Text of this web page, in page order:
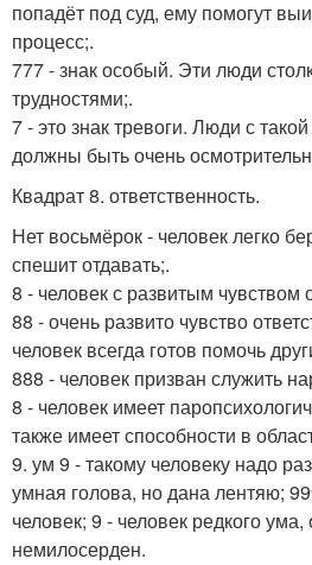
попадёт под суд, ему помогут
процесс;.
777 - знак особый. Эти люди
трудностями;.
7 - это знак тревоги. Люди с
должны быть очень
Квадрат 8. ответственность.
Нет восьмёрок - человек легко
спешит отдавать;.
8 - человек с развитым чувством
88 - очень развито чувство
человек всегда готов помочь
888 - человек призван служить
8 - человек имеет
также имеет способности в
9. ум 9 - такому человеку надо
умная голова, но дана лентяю;
человек; 9 - человек редкого ума,
немилосерден.